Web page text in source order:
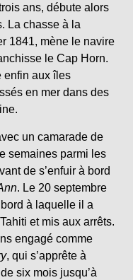
ans, débute alors
La chasse à la
1841, mène le navire
le Cap Horn.
enfin aux îles
en mer dans des
un camarade de
semaines parmi les
de s’enfuir à bord
. Le 20 septembre
à laquelle il a
et mis aux arrêts.
engagé comme
, qui s’apprête à
six mois jusqu’à